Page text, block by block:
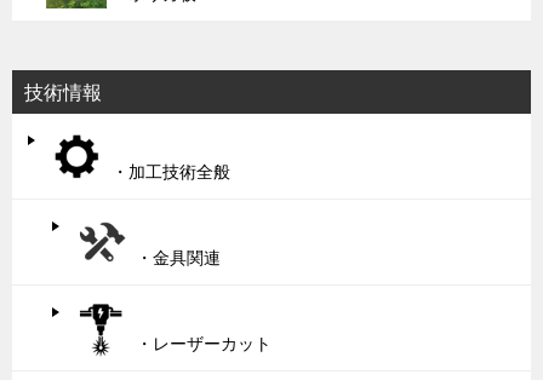
技術情報
・加工技術全般
・金具関連
・レーザーカット